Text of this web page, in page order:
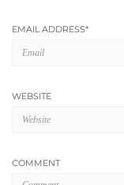
EMAIL ADDRESS*
WEBSITE
COMMENT